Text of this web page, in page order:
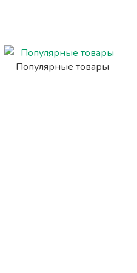
Популярные товары